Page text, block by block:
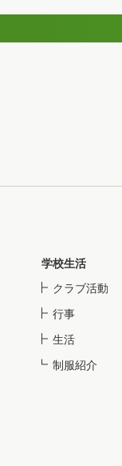
学校生活
クラブ活動
行事
生活
制服紹介